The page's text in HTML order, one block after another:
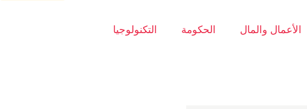
الأعمال والمال الحكومة التكنولوجيا